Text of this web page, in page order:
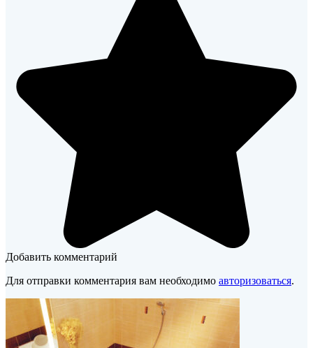
Добавить комментарий
Для отправки комментария вам необходимо авторизоваться.